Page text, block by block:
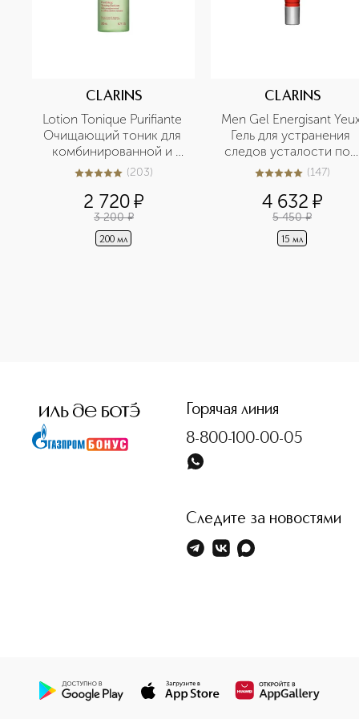
CLARINS
Lotion Tonique Purifiante
Очищающий тоник для
комбинированной и
жирной кожи
5из 5203 (203)
2 720¤
3 200 ¤
200 мл
CLARINS
Men Gel Energisant
Гель для устранения
следов усталости под
глазами
5из 5147 (147)
4 632 ¤
5 450 ¤
15 мл
Горячая линия
8-800-100-00-05
Следите за новостями